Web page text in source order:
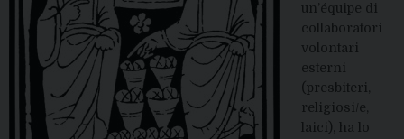
un’équipe di
collaboratori
volontari
esterni
(presbiteri,
religiosi/e,
laici), ha lo